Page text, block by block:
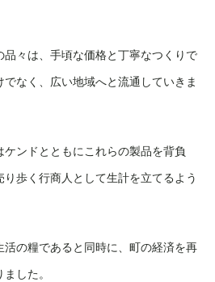
々は、手頃な価格と丁寧なつくりで
なく、広い地域へと流通していきま
ンドとともにこれらの製品を背負
歩く行商人として生計を立てるよう
活の糧であると同時に、町の経済を再
した。